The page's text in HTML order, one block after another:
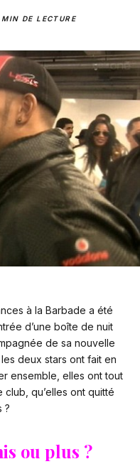
MIN DE LECTURE
à la Barbade a été
d’une boîte de nuit
de sa nouvelle
les deux stars ont fait en
ensemble, elles ont tout
qu’elles ont quitté
?
ou plus ?